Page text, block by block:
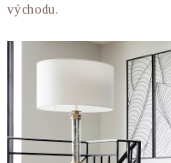
východu.